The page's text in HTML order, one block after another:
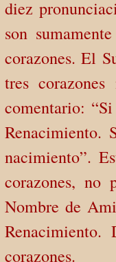
diez
son
corazones. El
tres
comentario:
Renacimiento.
nacimiento”.
corazones, no
Nombre de
corazones.